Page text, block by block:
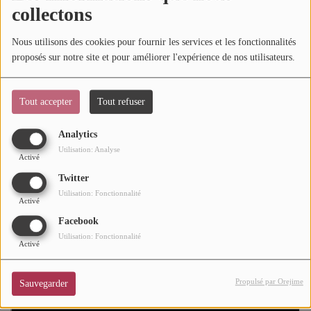
collectons
Nous utilisons des cookies pour fournir les services et les fonctionnalités
proposés sur notre site et pour améliorer l'expérience de nos utilisateurs.
Tout accepter Tout refuser
Analytics
Activé
Utilisation: Analyse
Twitter
Activé
Utilisation: Fonctionnalité
Facebook
Activé
Utilisation: Fonctionnalité
Sauvegarder Propulsé par Orejime
Mode
Cinéma
Buzz
Dossiers
AGENDA
Concerts
Festivals
CONCOURS
CHARTS
26 Avenue Princesse Grace
ACHETER DES TICKETS SUR SOUL ADDICT.COM
Le Jimmy'z Monte-Carlo vous promet une programmation
avec notamment Mike Will Made It.